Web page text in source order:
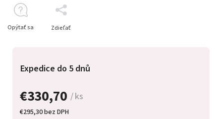
€330,70 / ks
€295,30 bez DPH
Expedice do 5 dnů
Opýtať sa Zdieľať